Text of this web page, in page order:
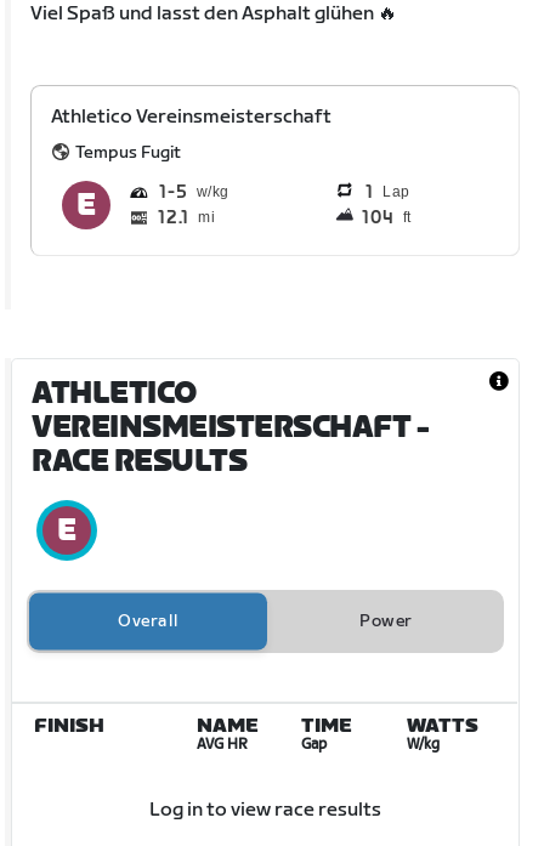
Viel Spaß und lasst den Asphalt glühen 🔥
Athletico Vereinsmeisterschaft
Tempus Fugit
1 5 1 Lap
12.1 mi 104 ft
ATHLETICO
VEREINSMEISTERSCHAFT-
RACE RESULTS
Overall Power
FINISH NAME
AVG HR
TIME
Gap
WATTS
W/kg
Log in to view race results